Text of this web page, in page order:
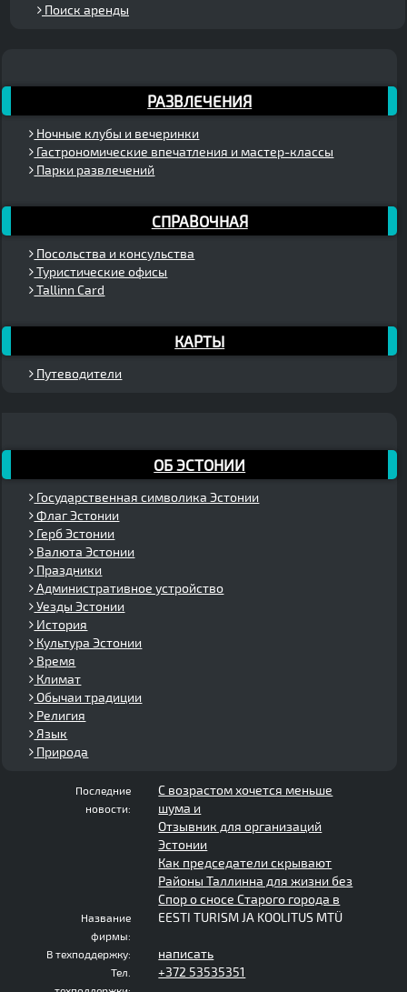
Поиск аренды
РАЗВЛЕЧЕНИЯ
Ночные клубы и вечеринки
Гастрономические впечатления и мастер-классы
Парки развлечений
СПРАВОЧНАЯ
Посольства и консульства
Туристические офисы
Tallinn Card
КАРТЫ
Путеводители
ОБ ЭСТОНИИ
Государственная символика Эстонии
Флаг Эстонии
Герб Эстонии
Валюта Эстонии
Праздники
Административное устройство
Уезды Эстонии
История
Культура Эстонии
Время
Климат
Обычаи традиции
Религия
Язык
Природа
Последние
новости:
С возрастом хочется меньше
шума и
Отзывник для организаций
Эстонии
Как председатели скрывают
Районы Таллинна для жизни без
Спор о сносе Старого города в
Название
фирмы:
EESTI TURISM JA KOOLITUS MTÜ
В техподдержку: написать
Тел.
+372 53535351